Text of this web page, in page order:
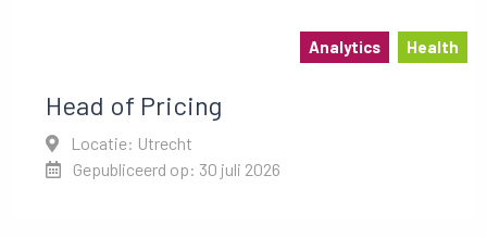
Analytics Health
Head of Pricing
Locatie: Utrecht
Gepubliceerd op: 30 juli 2026